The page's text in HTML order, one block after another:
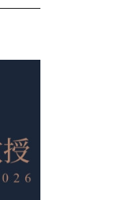
重手！
稅，台